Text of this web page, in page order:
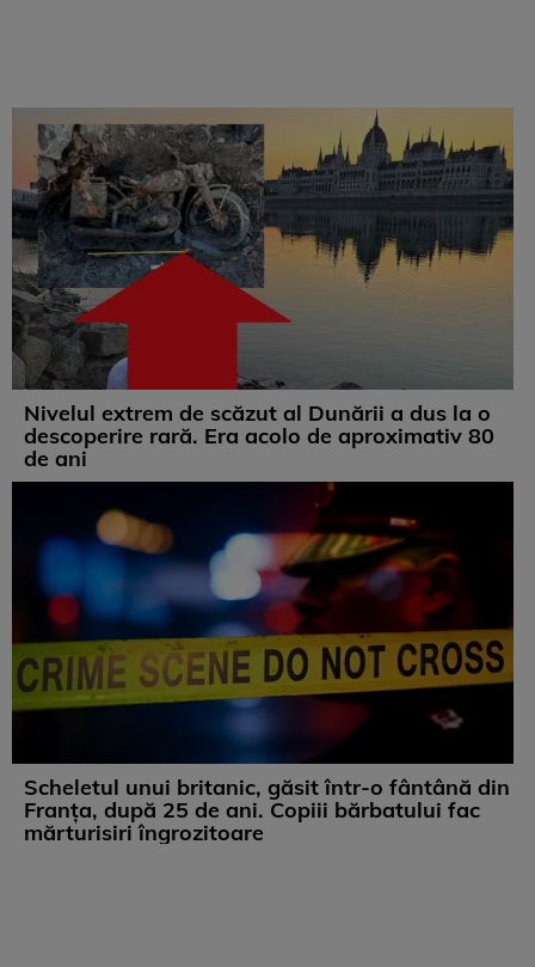
Nivelul extrem de scăzut al Dunării a dus la o
descoperire rară. Era acolo de aproximativ 80
de ani
Scheletul unui britanic, găsit într-o fântână din
Franța, după 25 de ani. Copiii bărbatului fac
mărturisiri îngrozitoare